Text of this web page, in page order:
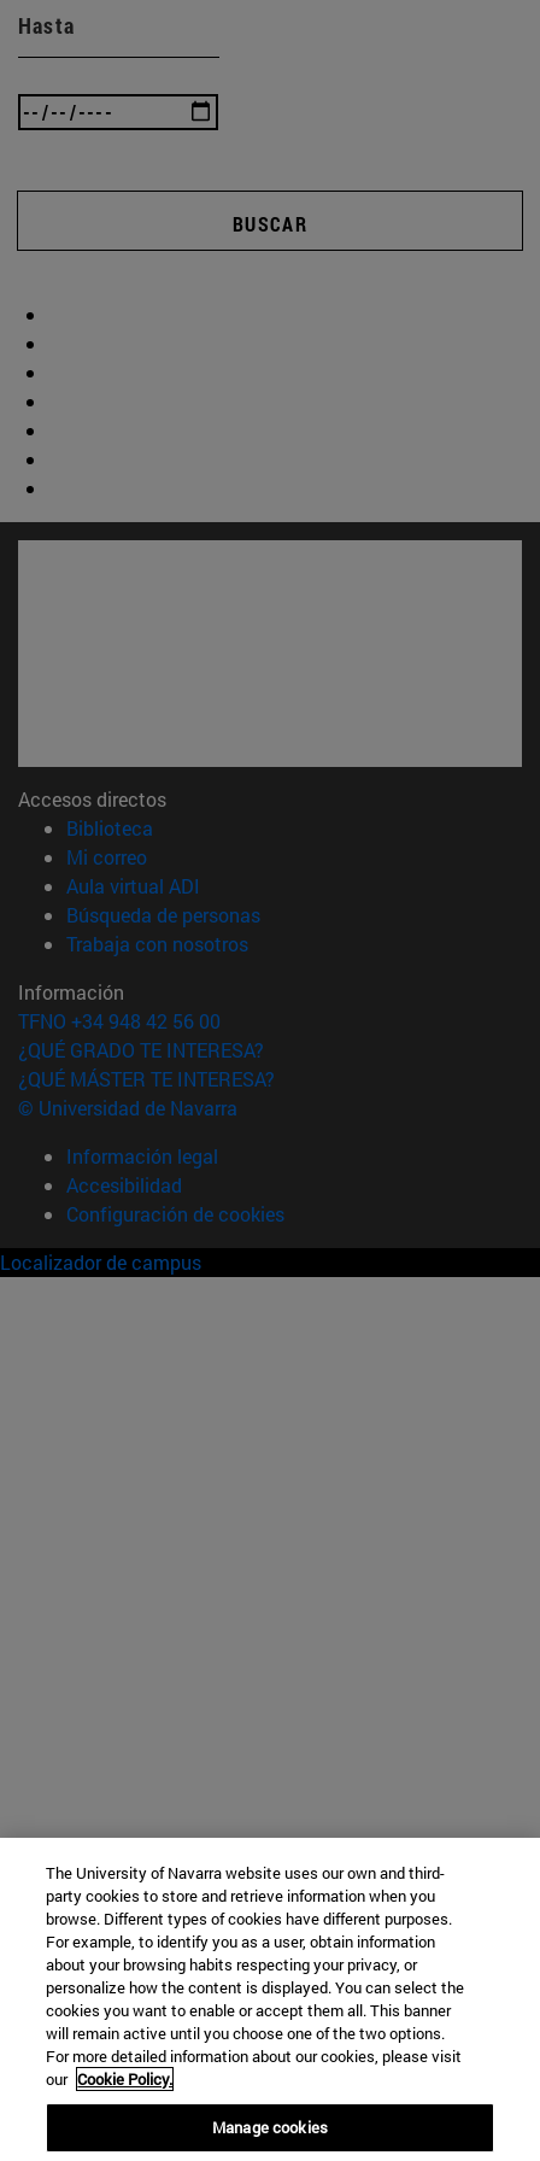
Hasta
BUSCAR
Accesos directos
Biblioteca
Mi correo(abre en nueva ventana)
Aula virtual ADI
Búsqueda de personas(abre en nueva ventana)
Trabaja con nosotros(abre en nueva ventana)
Información
TFNO +34 948 42 56 00
¿QUÉ GRADO TE INTERESA?
¿QUÉ MÁSTER TE INTERESA?
© Universidad de Navarra
Información legal
Accesibilidad
Configuración de cookies
Localizador de campus
The University of Navarra website uses our own and third-
party cookies to store and retrieve information when you
browse. Different types of cookies have different purposes.
For example, to identify you as a user, obtain information
about your browsing habits respecting your privacy, or
personalize how the content is displayed. You can select the
cookies you want to enable or accept them all. This banner
will remain active until you choose one of the two options.
For more detailed information about our cookies, please visit
our Cookie Policy.
Manage cookies